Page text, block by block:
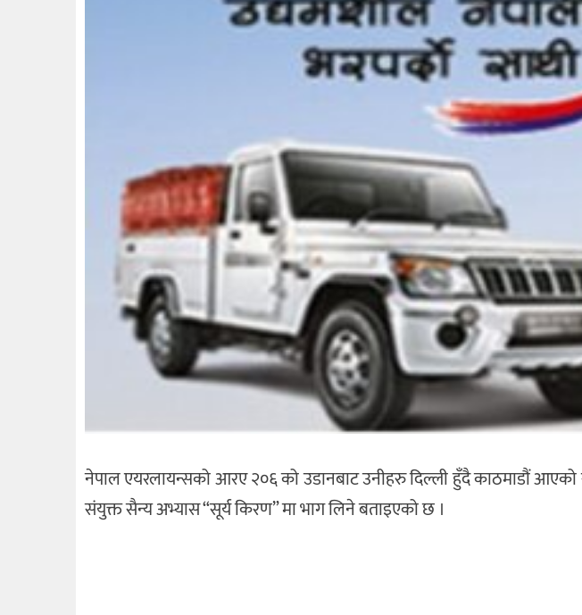
नेपाल एयरलायन्सको आरए २०६ को उडानबाट उनीहरु दिल्ली हुँदै काठमाडौं आएको
संयुक्त सैन्य अभ्यास “सूर्य किरण” मा भाग लिने बताइएको छ ।